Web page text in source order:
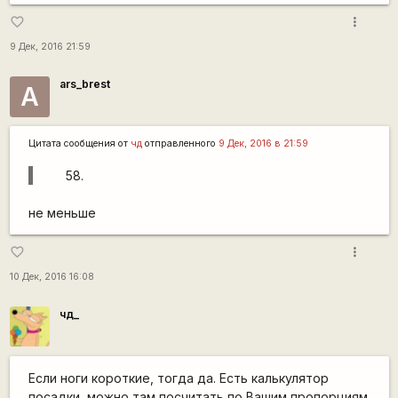
favorite_border
9 Дек, 2016 21:59
more_vert
А ars_brest
Цитата сообщения от чдотправленного 9 Дек, 2016 в 21:59
не меньше
favorite_border
10 Дек, 2016 16:08
more_vert
чд_
Если ноги короткие, тогда да. Есть калькулятор